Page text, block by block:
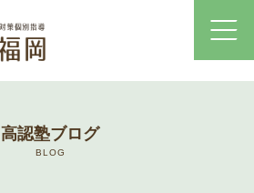
高認塾ブログ
BLOG